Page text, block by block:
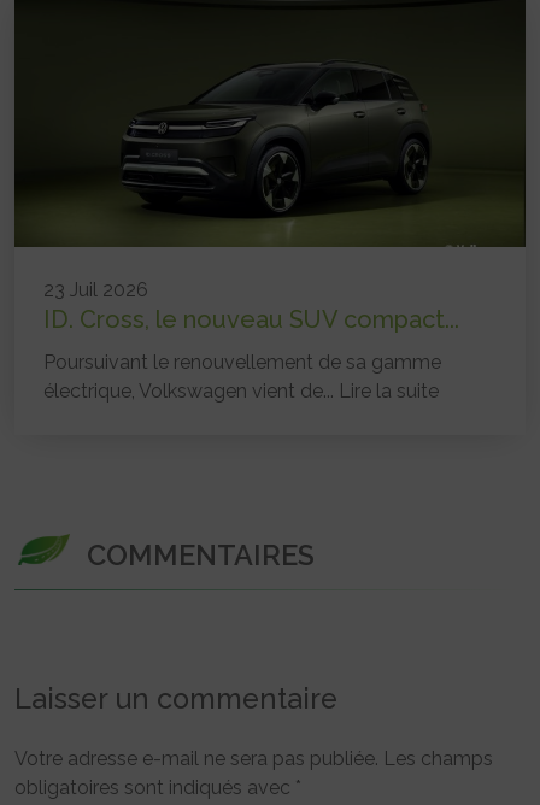
23 Juil 2026
ID. Cross, le nouveau SUV compact...
Poursuivant le renouvellement de sa gamme
électrique, Volkswagen vient de... Lire la suite
COMMENTAIRES
Laisser un commentaire
Votre adresse e-mail ne sera pas publiée. Les champs
obligatoires sont indiqués avec *